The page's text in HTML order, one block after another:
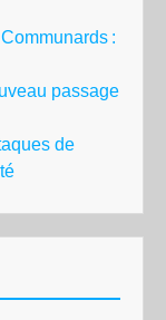
:
passage
de